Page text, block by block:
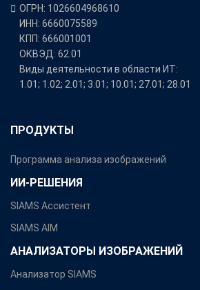
ОГРН: 1026604968610
ИНН: 6660075589
КПП: 666001001
ОКВЭД: 62.01
Виды деятельности в области ИТ:
1.01; 1.02; 2.01; 3.01; 10.01; 27.01; 28.01
ПРОДУКТЫ
Программа анализа изображений
ИИ-РЕШЕНИЯ
SIAMS Ассистент
SIAMS AIM
АНАЛИЗАТОРЫ ИЗОБРАЖЕНИЙ
Анализатор SIAMS